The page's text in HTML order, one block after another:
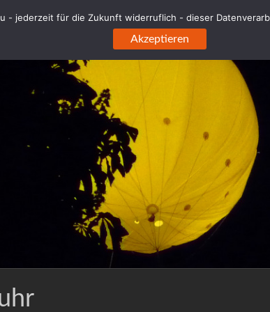
- jederzeit für die Zukunft widerruflich - dieser
Akzeptieren